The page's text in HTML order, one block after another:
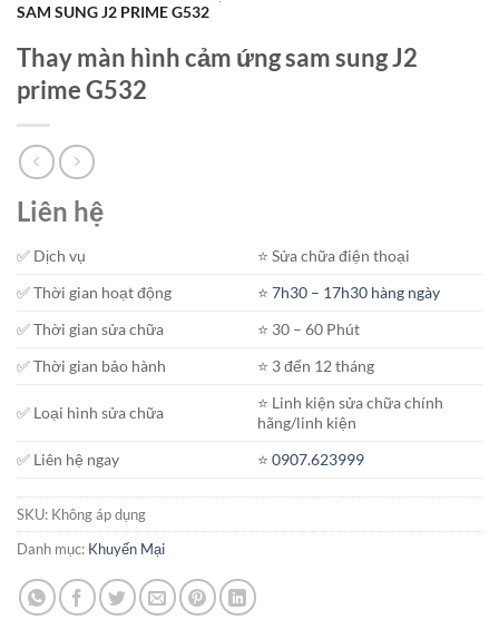
SAM SUNG J2 PRIME G532
Thay màn hình cảm ứng sam sung J2
prime G532
Liên hệ
✅ Dịch vụ
⭐️ Sửa chữa điện thoại
✅ Thời gian hoạt động
⭐️7h30 – 17h30 hàng ngày
✅ Thời gian sửa chữa
⭐️ 30 – 60 Phút
✅ Thời gian bảo hành
⭐️ 3 đến 12 tháng
✅ Loại hình sửa chữa
⭐️ Linh kiện sửa chữa chính
hãng/linh kiện
✅ Liên hệ ngay
⭐️0907.623999
SKU: Không áp dụng
Danh mục: Khuyến Mại